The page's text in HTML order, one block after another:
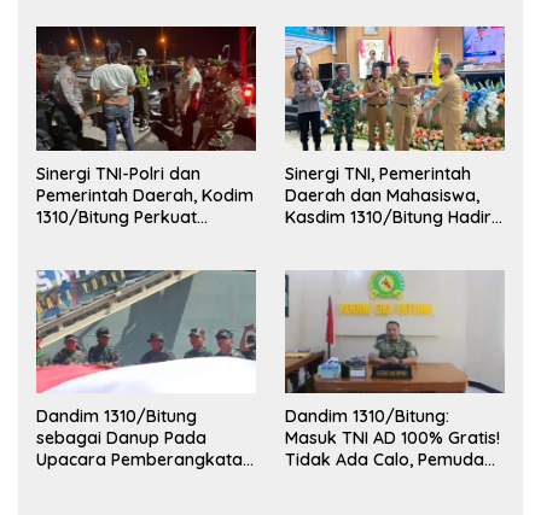
Sinergi TNI-Polri dan
Pemerintah Daerah, Kodim
1310/Bitung Perkuat
Sinergi TNI, Pemerintah
Daerah dan Mahasiswa,
Kasdim 1310/Bitung Hadiri
Kota Bitung
Dandim 1310/Bitung
sebagai Danup Pada
Upacara Pemberangkatan
Dandim 1310/Bitung:
Masuk TNI AD 100% Gratis!
Tidak Ada Calo, Pemuda